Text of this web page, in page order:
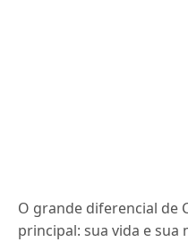
O grande diferencial de
principal: sua vida e sua